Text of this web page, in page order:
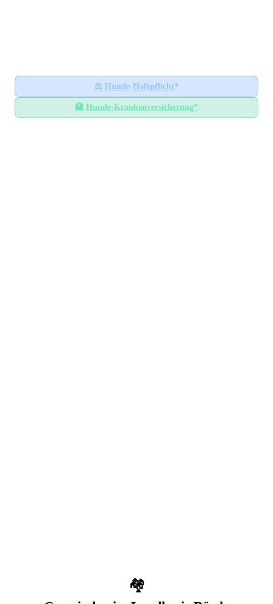
⚖️ Hunde-Haftpflicht*
🏥 Hunde-Krankenversicherung*
🏘️